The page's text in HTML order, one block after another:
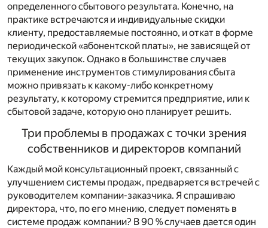
определенного сбытового результата. Конечно, на
практике встречаются и индивидуальные скидки
клиенту, предоставляемые постоянно, и откат в форме
периодической «абонентской платы», не зависящей от
текущих закупок. Однако в большинстве случаев
применение инструментов стимулирования сбыта
можно привязать к какому-либо конкретному
результату, к которому стремится предприятие, или к
сбытовой задаче, которую оно планирует решить.
Три проблемы в продажах с точки зрения
собственников и директоров компаний
Каждый мой консультационный проект, связанный с
улучшением системы продаж, предваряется встречей с
руководителем компании-заказчика. Я спрашиваю
директора, что, по его мнению, следует поменять в
системе продаж компании? В 90 % случаев дается один